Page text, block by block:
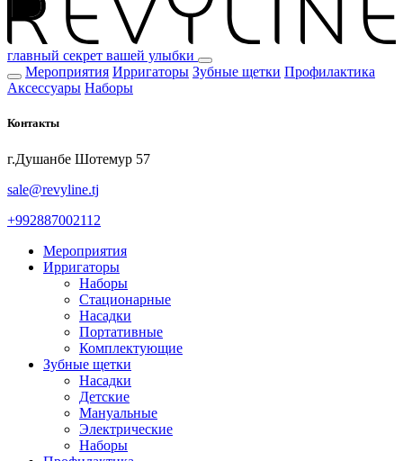
главный секрет вашей улыбки
Мероприятия Ирригаторы Зубные щетки Профилактика
Аксессуары Наборы
Контакты
г.Душанбе Шотемур 57
sale@revyline.tj
+992887002112
Мероприятия
Ирригаторы
Наборы
Стационарные
Насадки
Портативные
Комплектующие
Зубные щетки
Насадки
Детские
Мануальные
Электрические
Наборы